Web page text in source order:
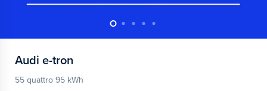
Audi e-tron
55 quattro 95 kWh